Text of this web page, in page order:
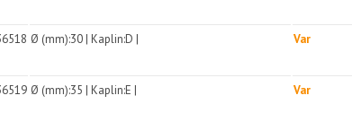
Ø (mm):30 | Kaplin:D | Var
Ø (mm):35 | Kaplin:E | Var